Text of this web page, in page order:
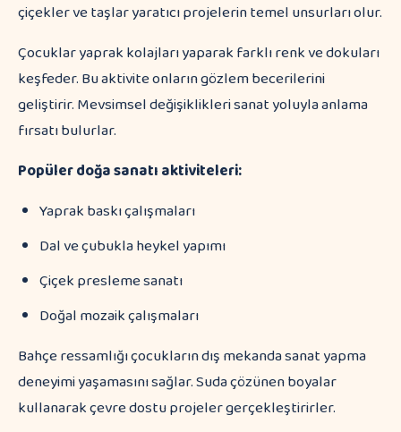
çiçekler ve taşlar yaratıcı projelerin temel unsurları olur.
Çocuklar yaprak kolajları yaparak farklı renk ve dokuları
keşfeder. Bu aktivite onların gözlem becerilerini
geliştirir. Mevsimsel değişiklikleri sanat yoluyla anlama
fırsatı bulurlar.
Popüler doğa sanatı aktiviteleri:
Yaprak baskı çalışmaları
Dal ve çubukla heykel yapımı
Çiçek presleme sanatı
Doğal mozaik çalışmaları
Bahçe ressamlığı çocukların dış mekanda sanat yapma
deneyimi yaşamasını sağlar. Suda çözünen boyalar
kullanarak çevre dostu projeler gerçekleştirirler.